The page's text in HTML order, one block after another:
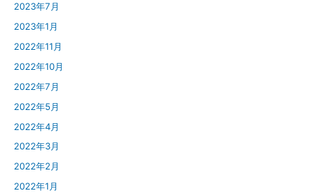
2023年7月
2023年1月
2022年11月
2022年10月
2022年7月
2022年5月
2022年4月
2022年3月
2022年2月
2022年1月